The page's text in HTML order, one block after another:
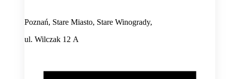
Poznań, Stare Miasto, Stare Winogrady,
ul. Wilczak 12 A